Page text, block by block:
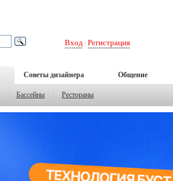
Вход Регистрация
Советы дизайнера Общение
Бассейны Рестораны